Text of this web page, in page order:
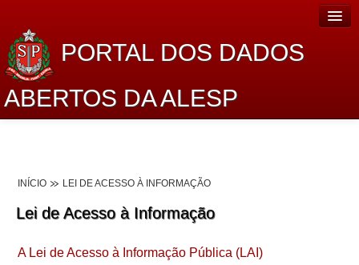
PORTAL DOS DADOS
ABERTOS DA ALESP
Lei de Acesso à Informação
Dados Governamentais Abertos
INÍCIO LEI DE ACESSO À INFORMAÇÃO
Lei de Acesso à Informação
A Lei de Acesso à Informação Pública (LAI)